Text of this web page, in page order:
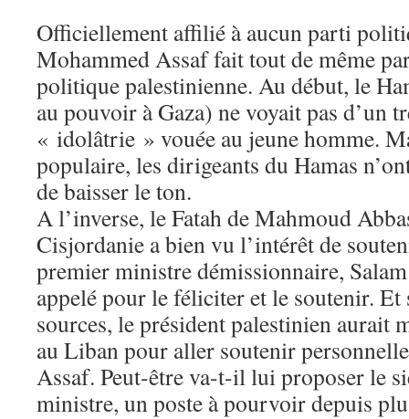
Officiellement affilié à aucun parti
Mohammed Assaf fait tout de même
politique palestinienne. Au début, le
au pouvoir à Gaza) ne voyait pas d’un
« idolâtrie » vouée au jeune homme.
populaire, les dirigeants du Hamas
de baisser le ton.
A l’inverse, le Fatah de Mahmoud
Cisjordanie a bien vu l’intérêt de
premier ministre démissionnaire,
appelé pour le féliciter et le soutenir. Et
sources, le président palestinien aurait
au Liban pour aller soutenir
Assaf. Peut-être va-t-il lui proposer le
ministre, un poste à pourvoir depuis